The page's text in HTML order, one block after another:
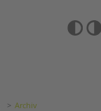
Barrierefrei-
Archiv